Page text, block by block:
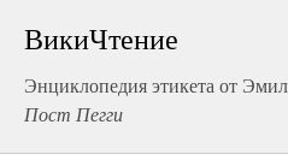
ВикиЧтение
Энциклопедия этикета от
Пост Пегги